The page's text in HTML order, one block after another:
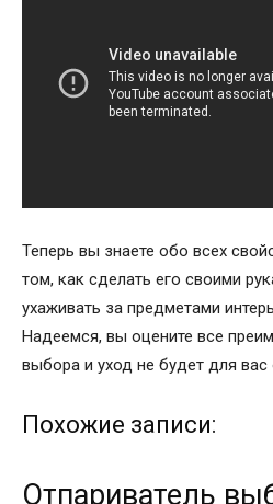
Теперь вы знаете обо всех
том, как сделать его своими
ухаживать за предметами
Надеемся, вы оцените все
выбора и уход не будет для
Похожие записи:
Отпариватель